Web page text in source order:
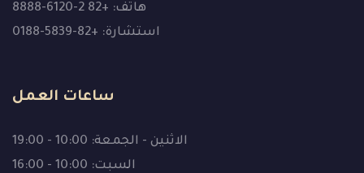
هاتف: +82 2-6120-8888
استشارة: +82-5839-0188
ساعات العمل
الاثنين - الجمعة: 10:00 - 19:00
السبت: 10:00 - 16:00